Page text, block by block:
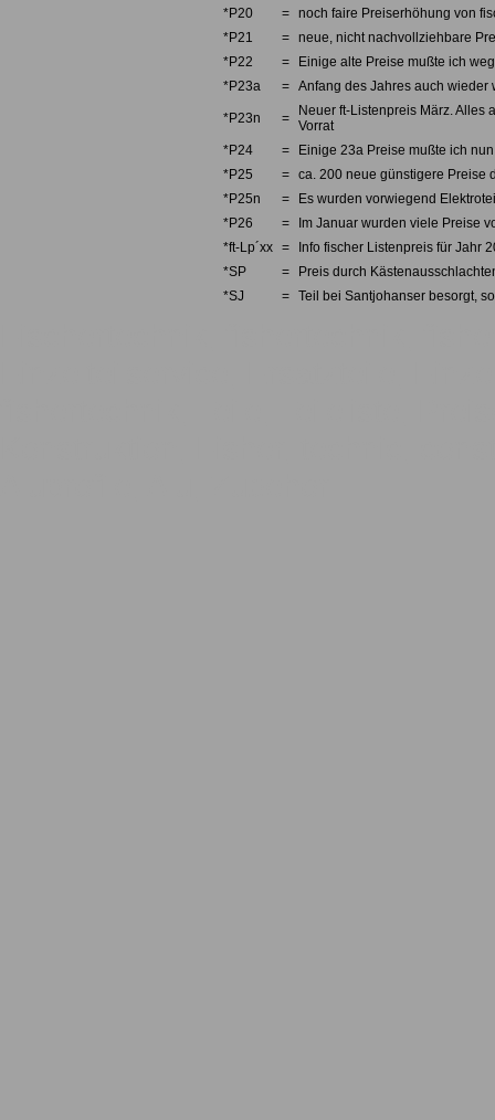
*P20
= noch faire Preiserhöhung von
*P21
= neue, nicht nachvollziehbare
*P22
=
Einige alte Preise mußte ich
*P23a
= Anfang des Jahres auch
*P23n =
Neuer ft-Listenpreis März. Alles
Vorrat
*P24
=
Einige 23a Preise mußte ich
*P25
= ca. 200 neue günstigere Preise
*P25n
=
Es wurden vorwiegend
*P26
=
Im Januar wurden viele Preise
*ft-Lp´xx =
Info fischer Listenpreis für Jahr
*SP
=
Preis durch
*SJ
= Teil bei Santjohanser besorgt,